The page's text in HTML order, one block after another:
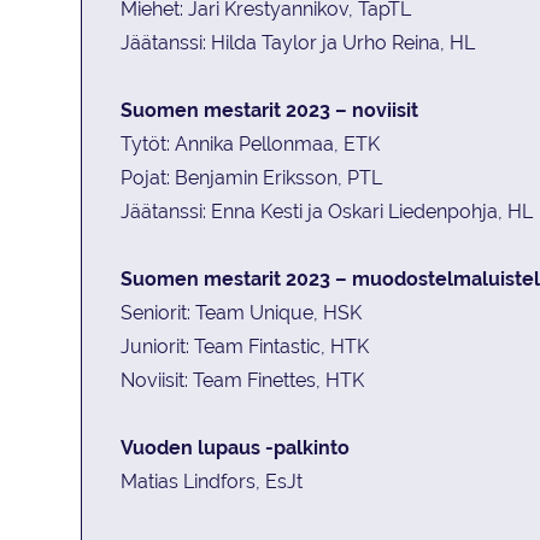
Miehet: Jari Krestyannikov, TapTL
Jäätanssi: Hilda Taylor ja Urho Reina, HL
Suomen mestarit 2023 – noviisit
Tytöt: Annika Pellonmaa, ETK
Pojat: Benjamin Eriksson, PTL
Jäätanssi: Enna Kesti ja Oskari Liedenpohja, HL
Suomen mestarit 2023 –
Seniorit: Team Unique, HSK
Juniorit: Team Fintastic, HTK
Noviisit: Team Finettes, HTK
Vuoden lupaus -palkinto
Matias Lindfors, EsJt